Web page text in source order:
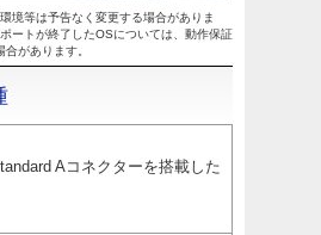
境等は予告なく変更する場合がありま
ートが終了したOSについては、動作保証
があります。
Aコネクターを搭載した